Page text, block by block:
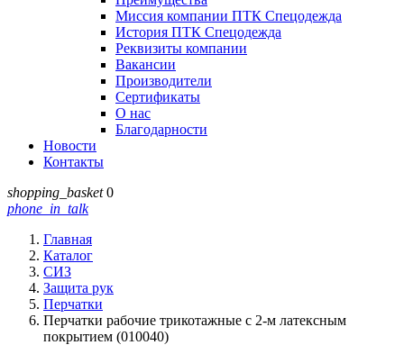
Миссия компании ПТК Спецодежда
История ПТК Спецодежда
Реквизиты компании
Вакансии
Производители
Сертификаты
О нас
Благодарности
Новости
Контакты
shopping_basket 0
phone_in_talk
Главная
Каталог
СИЗ
Защита рук
Перчатки
Перчатки рабочие трикотажные с 2-м латексным
покрытием (010040)